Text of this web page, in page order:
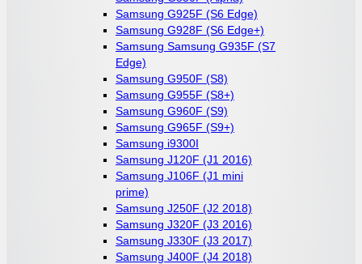
Samsung G925F (S6 Edge)
Samsung G928F (S6 Edge+)
Samsung Samsung G935F (S7
Edge)
Samsung G950F (S8)
Samsung G955F (S8+)
Samsung G960F (S9)
Samsung G965F (S9+)
Samsung i9300I
Samsung J120F (J1 2016)
Samsung J106F (J1 mini
prime)
Samsung J250F (J2 2018)
Samsung J320F (J3 2016)
Samsung J330F (J3 2017)
Samsung J400F (J4 2018)